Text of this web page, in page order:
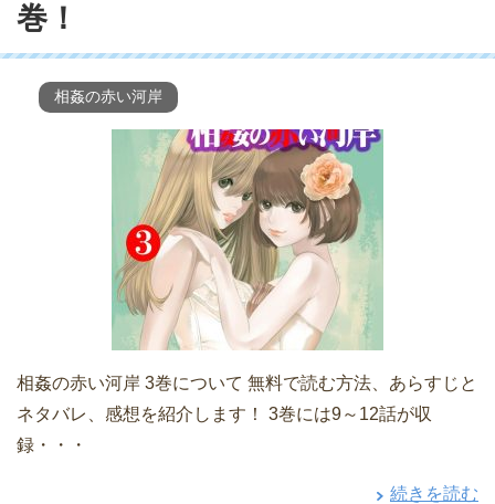
巻！
相姦の赤い河岸
相姦の赤い河岸 3巻について 無料で読む方法、あらすじと
ネタバレ、感想を紹介します！ 3巻には9～12話が収
録・・・
続きを読む